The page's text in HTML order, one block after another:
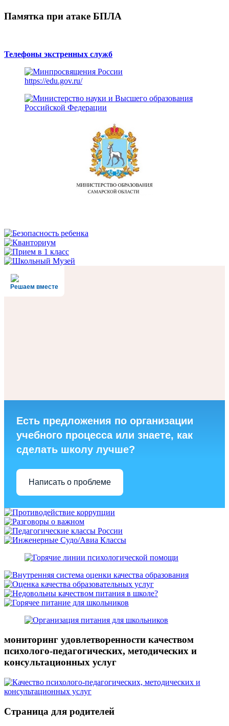
Памятка при атаке БПЛА
Телефоны экстренных служб
https://edu.gov.ru/
Решаем вместе
Есть предложения по организации
учебного процесса или знаете, как
сделать школу лучше?
Написать о проблеме
мониторинг удовлетворенности качеством
психолого-педагогических, методических и
консультационных услуг
Страница для родителей